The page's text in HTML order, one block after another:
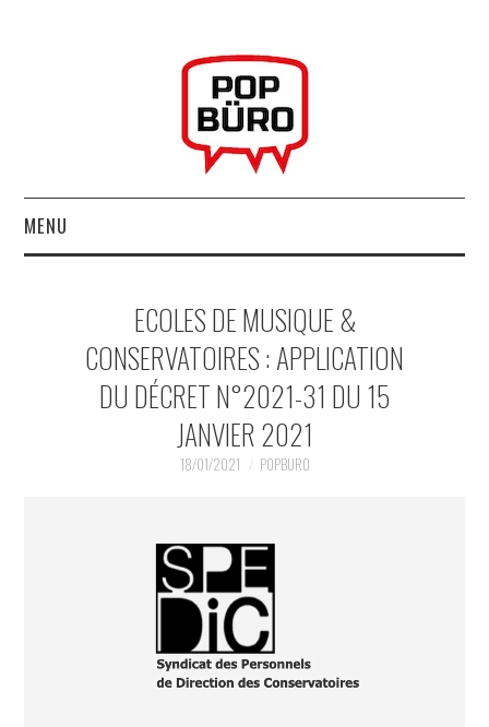
MENU
MUSIQUESACTUELLES.NET
GABBA GABBA HEY !
ECOLES DE MUSIQUE &
CONSERVATOIRES : APPLICATION
DU DÉCRET N°2021-31 DU 15
JANVIER 2021
18/01/2021 POPBURO